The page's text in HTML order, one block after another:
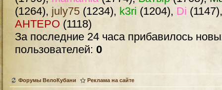
(1264), july75 (1234), k3ri (1204), Di
AHTEPO (1118)
За последние 24 часа прибавилось
пользователей: 0
Форумы ВелоКубани Реклама на сайте